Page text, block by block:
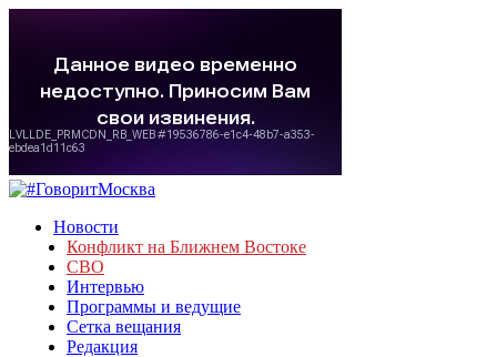
Новости
Конфликт на Ближнем Востоке
СВО
Интервью
Программы и ведущие
Сетка вещания
Редакция